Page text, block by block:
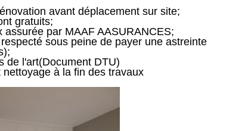
avant déplacement sur site;
gratuits;
par MAAF AASURANCES;
sous peine de payer une astreinte
de l'art(Document DTU)
à la fin des travaux